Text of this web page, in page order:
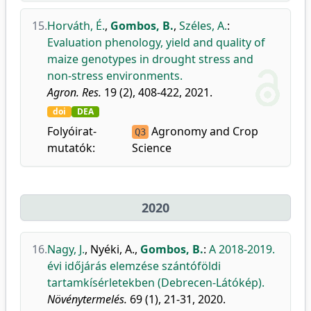
15.Horváth, É., Gombos, B., Széles, A.:
Evaluation phenology, yield and quality of
maize genotypes in drought stress and
non-stress environments.
Agron. Res. 19 (2), 408-422, 2021.
doi DEA
Folyóirat-
mutatók:
Q3 Agronomy and Crop
Science
2020
16.Nagy, J., Nyéki, A., Gombos, B.: A 2018-2019.
évi időjárás elemzése szántóföldi
tartamkísérletekben (Debrecen-Látókép).
Növénytermelés. 69 (1), 21-31, 2020.